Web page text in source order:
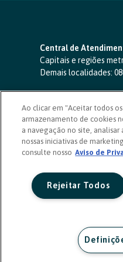
Central de
Capitais e regiões
Demais localidades:
SAC 24 horas-0800
Ouvidoria
0800 725 0996
(de
ouvidoriasicoob.com.br
Deficientes auditivos
Ao clicar em "Aceitar todos
armazenamento de cookies
a navegação no site,
nossas iniciativas de
consulte nosso Aviso de
Rejeitar Todos